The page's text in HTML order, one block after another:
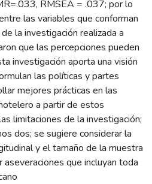
RMSEA = .037; por lo
las variables que conforman
la investigación realizada a
que las percepciones pueden
investigación aporta una visión
las políticas y partes
mejores prácticas en las
a partir de estos
limitaciones de la investigación;
dos; se sugiere considerar la
y el tamaño de la muestra
que incluyan toda